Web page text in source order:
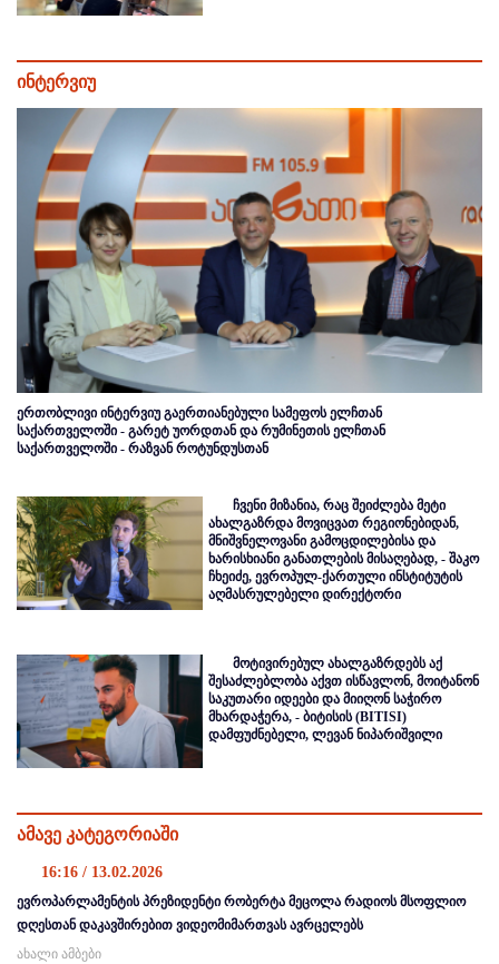
ინტერვიუ
ერთობლივი ინტერვიუ გაერთიანებული სამეფოს ელჩთან
საქართველოში - გარეტ უორდთან და რუმინეთის ელჩთან
საქართველოში - რაზვან როტუნდუსთან
ჩვენი მიზანია, რაც შეიძლება მეტი
ახალგაზრდა მოვიცვათ რეგიონებიდან,
მნიშვნელოვანი გამოცდილებისა და
ხარისხიანი განათლების მისაღებად, - შაკო
ჩხეიძე, ევროპულ-ქართული ინსტიტუტის
აღმასრულებელი დირექტორი
მოტივირებულ ახალგაზრდებს აქ
შესაძლებლობა აქვთ ისწავლონ, მოიტანონ
საკუთარი იდეები და მიიღონ საჭირო
მხარდაჭერა, - ბიტისის (BITISI)
დამფუძნებელი, ლევან ნიპარიშვილი
ამავე კატეგორიაში
16:16 / 13.02.2026
ევროპარლამენტის პრეზიდენტი რობერტა მეცოლა რადიოს მსოფლიო
დღესთან დაკავშირებით ვიდეომიმართვას ავრცელებს
ახალი ამბები